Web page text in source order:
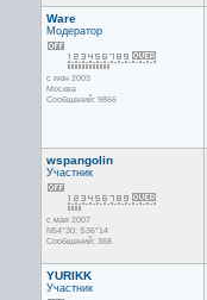
Ware
Модератор
с июн 2003
Москва
Сообщений: 9866
wspangolin
Участник
с мая 2007
N54*30; S36*14
Сообщений: 368
YURIKK
Участник